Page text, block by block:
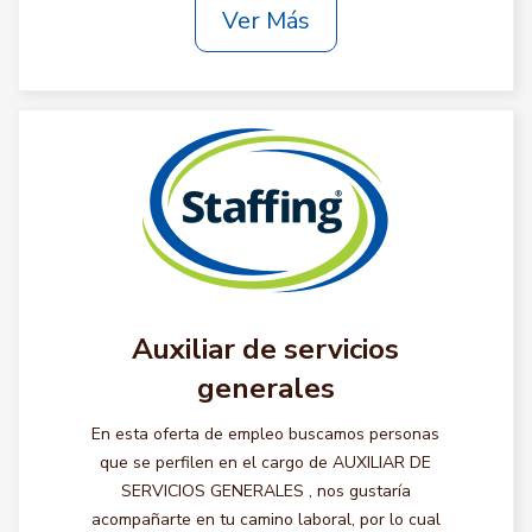
Ver Más
Auxiliar de servicios
generales
En esta oferta de empleo buscamos personas
que se perfilen en el cargo de AUXILIAR DE
SERVICIOS GENERALES , nos gustaría
acompañarte en tu camino laboral, por lo cual